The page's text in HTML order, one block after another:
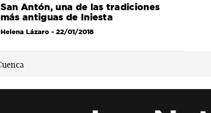
San Antón, una de las tradiciones
más antiguas de Iniesta
Helena Lázaro- 22/01/2018